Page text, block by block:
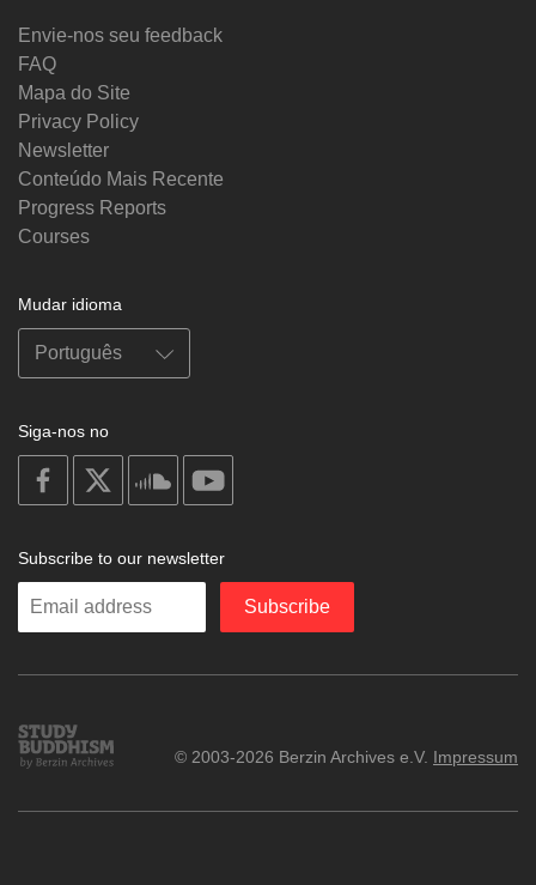
Envie-nos seu feedback
FAQ
Mapa do Site
Privacy Policy
Newsletter
Conteúdo Mais Recente
Progress Reports
Courses
Mudar idioma
Siga-nos no
on
facebook
soundcloud
Subscribe to our newsletter
Enter
Subscribe
Study
Buddhism
© 2003-2026 Berzin Archives e.V. Impressum